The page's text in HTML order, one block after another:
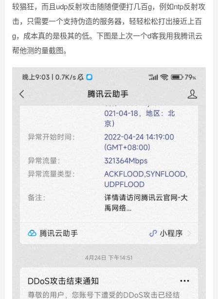
较猖狂，而且udp反射攻击随随便便打几百g，例如ntp反射攻
击，只需要一个支持伪造的服务器，轻轻松松打出接近上百
g，成本真的是极其的低。下图是上次一个d客我用我腾讯云
帮他测的量截图。